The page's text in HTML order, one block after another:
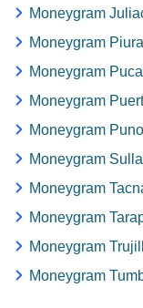
Moneygram
Moneygram Piura
Moneygram
Moneygram
Moneygram Puno
Moneygram
Moneygram
Moneygram
Moneygram
Moneygram